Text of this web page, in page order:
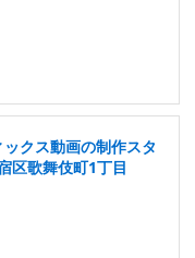
クス動画の制作スタ
区歌舞伎町1丁目